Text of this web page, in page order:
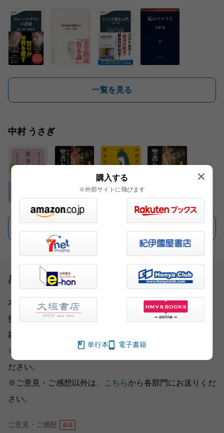
一覧を見る
中村 うさぎ
感想を送る
本書をお読みになったご意見・ご感想をお寄せください。
投稿されたお客様の声は、弊社ウェブサイト、また新聞・
雑誌広告などに掲載させていただく場合がございます。
※いただいた内容へのご返信は致しかねますのでご了承く
ださい。
※ご意見・ご感想以外は、
こちらから各部門にお送りくだ
さい。
ご意見・ご感想
購入する
※外部サイトに飛びます
単行本 電子書籍